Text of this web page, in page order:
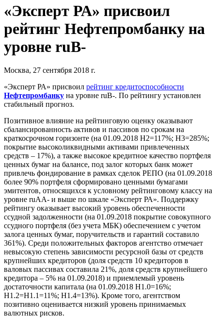
«Эксперт РА» присвоил
рейтинг Нефтепромбанку на
уровне ruB-
Москва, 27 сентября 2018 г.
«Эксперт РА» присвоил рейтинг кредитоспособности
Нефтепромбанку на уровне ruB-. По рейтингу установлен
стабильный прогноз.
Позитивное влияние на рейтинговую оценку оказывают
сбалансированность активов и пассивов по срокам на
краткосрочном горизонте (на 01.09.2018 Н2=117%; Н3=285%;
покрытие высоколиквидными активами привлеченных
средств – 17%), а также высокое кредитное качество портфеля
ценных бумаг на балансе, под залог которых банк может
привлечь фондирование в рамках сделок РЕПО (на 01.09.2018
более 90% портфеля сформировано ценными бумагами
эмитентов, относящихся к условному рейтинговому классу на
уровне ruAA- и выше по шкале «Эксперт РА». Поддержку
рейтингу оказывает высокий уровень обеспеченности
ссудной задолженности (на 01.09.2018 покрытие совокупного
ссудного портфеля (без учета МБК) обеспечением с учетом
залога ценных бумаг, поручительств и гарантий составило
361%). Среди положительных факторов агентство отмечает
невысокую степень зависимости ресурсной базы от средств
крупнейших кредиторов (доля средств 10 кредиторов в
валовых пассивах составила 21%, доля средств крупнейшего
кредитора – 5% на 01.09.2018) и приемлемый уровень
достаточности капитала (на 01.09.2018 Н1.0=16%;
Н1.2=Н1.1=11%; Н1.4=13%). Кроме того, агентством
позитивно оценивается низкий уровень принимаемых
валютных рисков.